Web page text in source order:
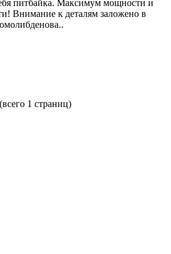
питбайка. Максимум мощности и
Внимание к деталям заложено в
1 страниц)